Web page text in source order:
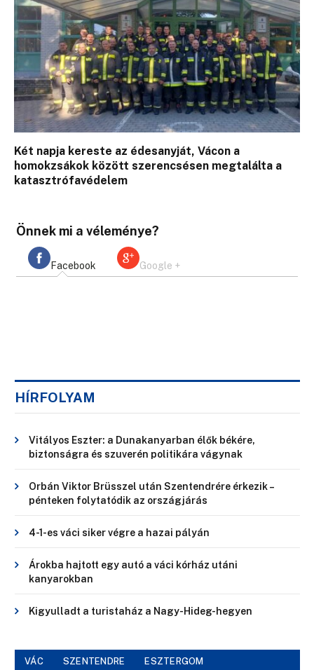
Két napja kereste az édesanyját, Vácon a
homokzsákok között szerencsésen megtalálta a
katasztrófavédelem
Önnek mi a véleménye?
Facebook Google +
HÍRFOLYAM
Vitályos Eszter: a Dunakanyarban élők békére,
biztonságra és szuverén politikára vágynak
Orbán Viktor Brüsszel után Szentendrére érkezik –
pénteken folytatódik az országjárás
4-1-es váci siker végre a hazai pályán
Árokba hajtott egy autó a váci kórház utáni
kanyarokban
Kigyulladt a turistaház a Nagy-Hideg-hegyen
VÁC SZENTENDRE ESZTERGOM